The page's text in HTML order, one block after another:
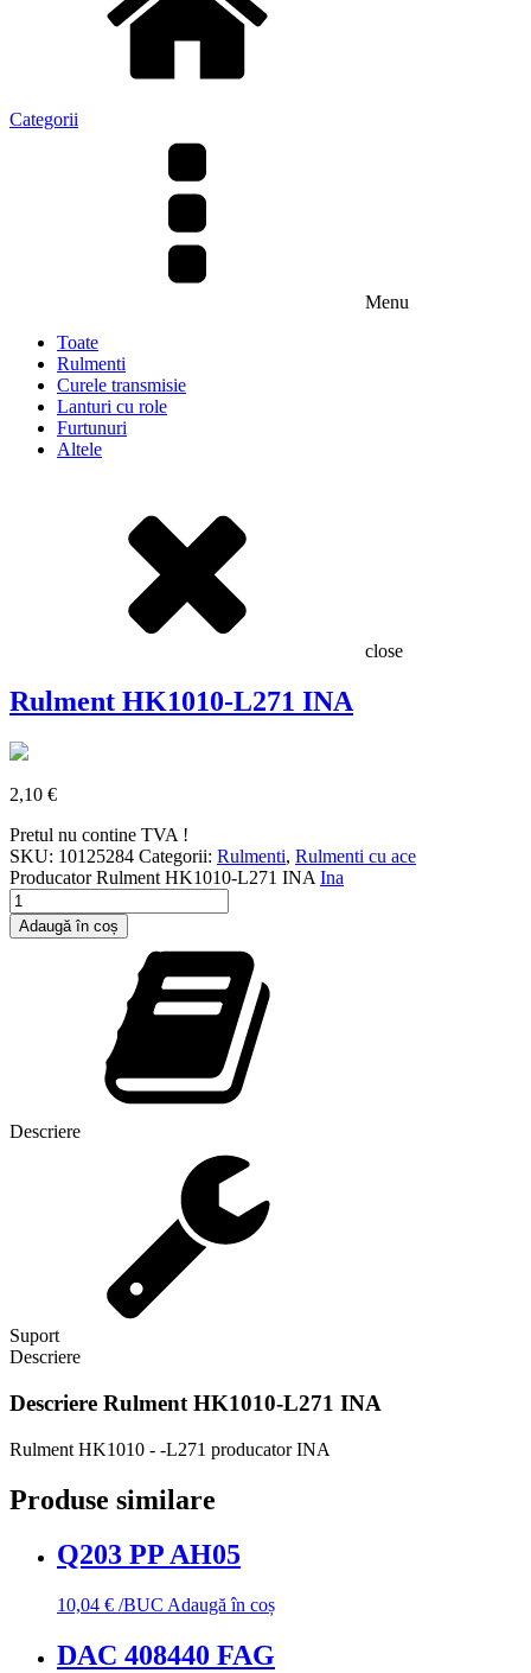
Categorii
Menu
Toate
Rulmenti
Curele transmisie
Lanturi cu role
Furtunuri
Altele
close
Rulment HK1010-L271 INA
2,10 €
Pretul nu contine TVA !
SKU: 10125284 Categorii: Rulmenti, Rulmenti cu ace
ProducatorRulment HK1010-L271 INA Ina
Cantitate
Rulment
HK1010-
Adaugă în coș
Descriere
Suport
Descriere
Descriere Rulment HK1010-L271 INA
Rulment HK1010 - -L271 producator INA
Produse similare
Q203 PP AH05
10,04 € /BUC Adaugă în coș
DAC 408440 FAG